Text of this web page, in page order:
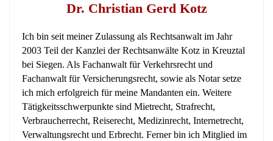
Dr. Christian Gerd Kotz
Ich bin seit meiner Zulassung als Rechtsanwalt im Jahr
2003 Teil der Kanzlei der Rechtsanwälte Kotz in Kreuztal
bei Siegen. Als Fachanwalt für Verkehrsrecht und
Fachanwalt für Versicherungsrecht, sowie als Notar setze
ich mich erfolgreich für meine Mandanten ein. Weitere
Tätigkeitsschwerpunkte sind Mietrecht, Strafrecht,
Verbraucherrecht, Reiserecht, Medizinrecht, Internetrecht,
Verwaltungsrecht und Erbrecht. Ferner bin ich Mitglied im